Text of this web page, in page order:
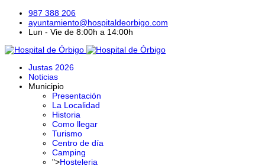
987 388 206
ayuntamiento@hospitaldeorbigo.com
Lun - Vie de 8:00h a 14:00h
Justas 2026
Noticias
Municipio
Presentación
La Localidad
Historia
Como llegar
Turismo
Centro de día
Camping
">Hosteleria